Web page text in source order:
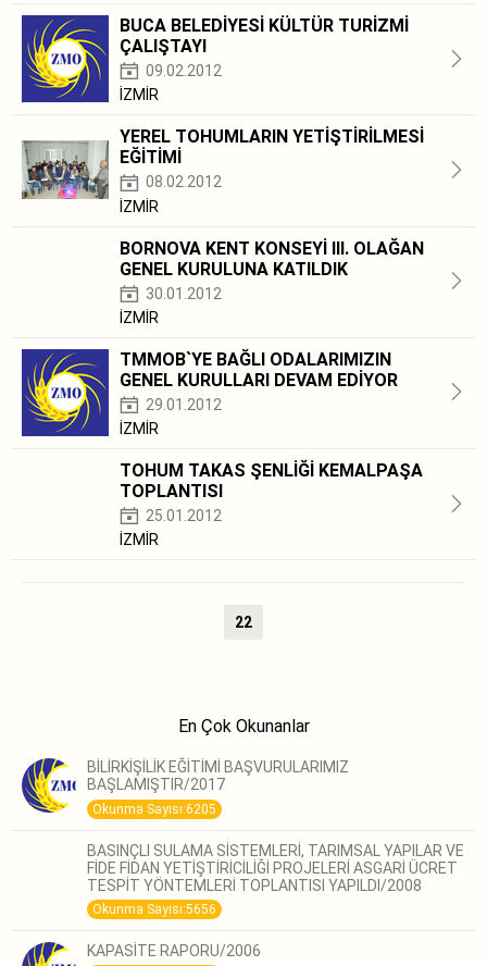
BUCA BELEDİYESİ KÜLTÜR TURİZMİ
ÇALIŞTAYI
09.02.2012
İZMİR
YEREL TOHUMLARIN YETİŞTİRİLMESİ
EĞİTİMİ
08.02.2012
İZMİR
BORNOVA KENT KONSEYİ III. OLAĞAN
GENEL KURULUNA KATILDIK
30.01.2012
İZMİR
TMMOB`YE BAĞLI ODALARIMIZIN
GENEL KURULLARI DEVAM EDİYOR
29.01.2012
İZMİR
TOHUM TAKAS ŞENLİĞİ KEMALPAŞA
TOPLANTISI
25.01.2012
İZMİR
22
En Çok Okunanlar
BİLİRKİŞİLİK EĞİTİMİ BAŞVURULARIMIZ
BAŞLAMIŞTIR/2017
Okunma Sayısı:6205
BASINÇLI SULAMA SİSTEMLERİ, TARIMSAL YAPILAR VE
FİDE FİDAN YETİŞTİRİCİLİĞİ PROJELERİ ASGARİ ÜCRET
TESPİT YÖNTEMLERİ TOPLANTISI YAPILDI/2008
Okunma Sayısı:5656
KAPASİTE RAPORU/2006